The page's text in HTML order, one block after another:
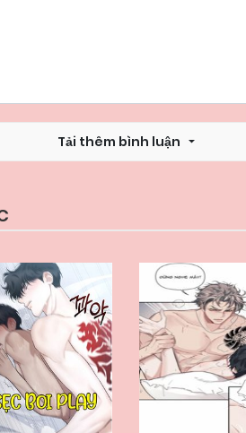
Tải thêm bình luận